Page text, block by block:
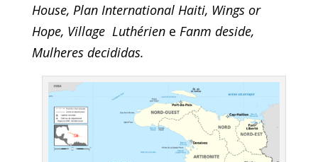
House, Plan International Haiti, Wings or
Hope, Village Luthériene Fanm deside,
Mulheres decididas.